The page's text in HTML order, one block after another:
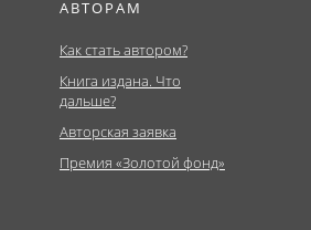
АВТОРАМ
Как стать автором?
Книга издана. Что
дальше?
Авторская заявка
Премия «Золотой фонд»